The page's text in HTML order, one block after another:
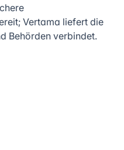
Vertama liefert die
Behörden verbindet.